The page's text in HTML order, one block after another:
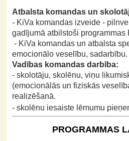
Atbalsta komandas un
- KiVa komandas izveide -
gadījumā atbilstoši programmas
- KiVa komandas un atbalsta
emocionālo veselību, sadarbību.
Vadības komandas darbība:
- skolotāju, skolēnu, viņu
(emocionālās un fiziskās
realizēšanā.
- skolēnu iesaiste lēmumu
PROGRAMMAS